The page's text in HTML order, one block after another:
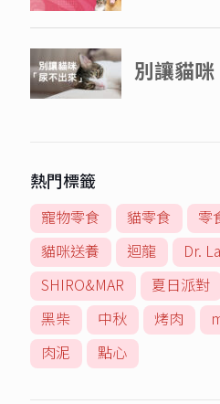
熱門標籤
寵物零食 貓零食 零
貓咪送養
迴龍 Dr.
SHIRO&MAR
夏日派對
黑柴
中秋 烤肉
肉泥
點心